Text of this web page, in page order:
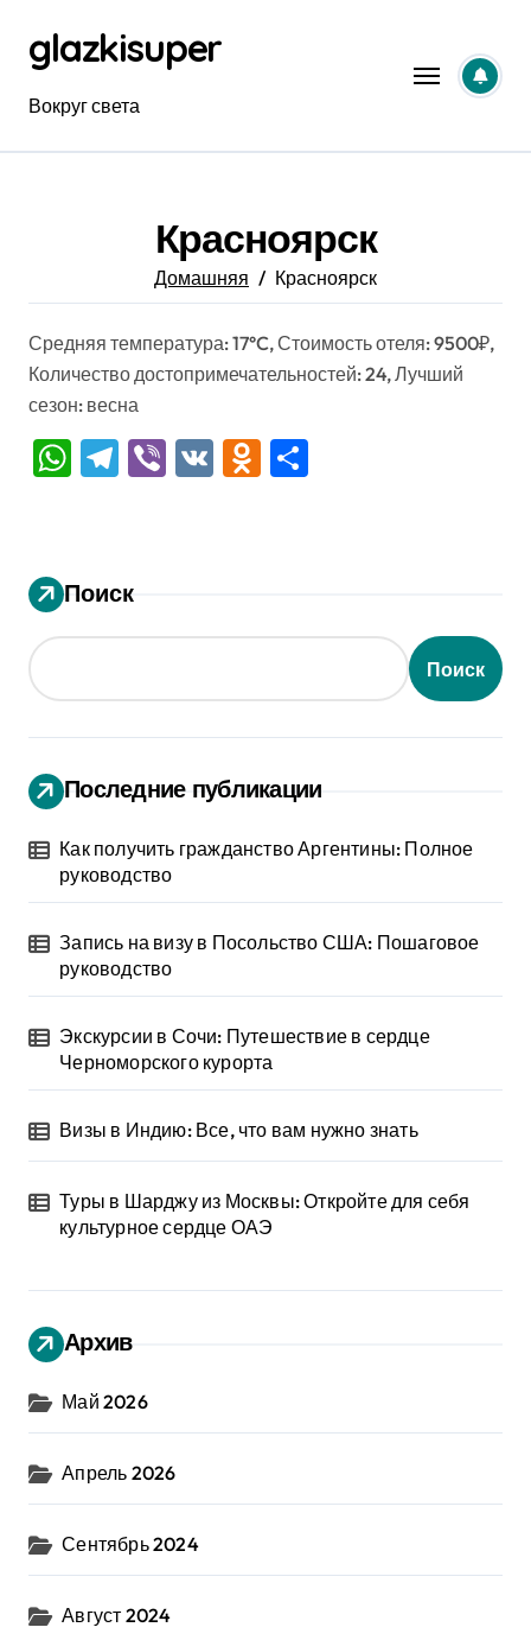
содержанию
glazkisuper
Вокруг света
Красноярск
Домашняя Красноярск
Средняя температура: 17°C, Стоимость отеля: 9500₽,
Количество достопримечательностей: 24, Лучший
сезон: весна
WhatsApp
Telegram
Viber
VK Odnoklassniki
Поиск
Поиск
Последние публикации
Как получить гражданство Аргентины: Полное
руководство
Запись на визу в Посольство США: Пошаговое
руководство
Экскурсии в Сочи: Путешествие в сердце
Черноморского курорта
Визы в Индию: Все, что вам нужно знать
Туры в Шарджу из Москвы: Откройте для себя
культурное сердце ОАЭ
Архив
Май 2026
Апрель 2026
Сентябрь 2024
Август 2024